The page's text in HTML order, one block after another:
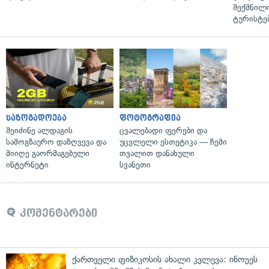
საზოგადოება
შეიძინე ალდაგის
სამოგზაურო დაზღვევა და
მიიღე გაორმაგებული
ინტერნეტი
ფოტოგრაფია
ცვალებადი ფერები და
უცვლელი ესთეტიკა — ჩემი
თვალით დანახული
სვანეთი
კომენტარები
ქართველი ფიზიკოსის ახალი კვლევა: ინოუეს